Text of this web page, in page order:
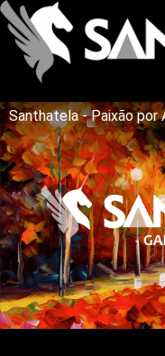
Santhatela - Paixão por